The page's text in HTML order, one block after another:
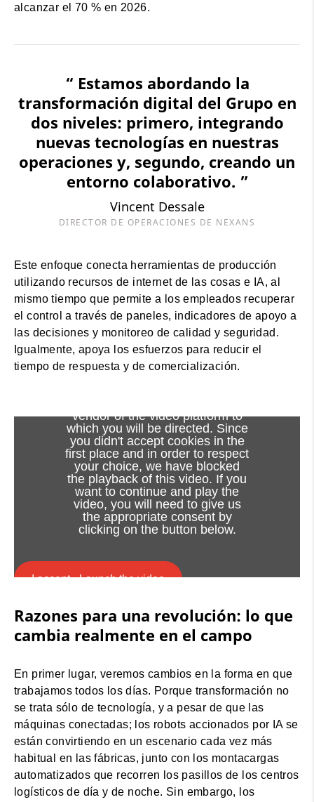
alcanzar el 70 % en 2026.
“ Estamos abordando la
transformación digital del Grupo en
dos niveles: primero, integrando
nuevas tecnologías en nuestras
operaciones y, segundo, creando un
entorno colaborativo. ”
Vincent Dessale
DIRECTOR DE OPERACIONES DE NEXANS
Este enfoque conecta herramientas de producción
utilizando recursos de internet de las cosas e IA, al
mismo tiempo que permite a los empleados recuperar
el control a través de paneles, indicadores de apoyo a
las decisiones y monitoreo de calidad y seguridad.
Igualmente, apoya los esfuerzos para reducir el
tiempo de respuesta y de comercialización.
vendor of the video platform to
which you will be directed. Since
you didn't accept cookies in the
first place and in order to respect
your choice, we have blocked
the playback of this video. If you
want to continue and play the
video, you will need to give us
the appropriate consent by
clicking on the button below.
I accept - Launch the video
Cookie consent
Razones para una revolución: lo que
cambia realmente en el campo
En primer lugar, veremos cambios en la forma en que
trabajamos todos los días. Porque transformación no
se trata sólo de tecnología, y a pesar de que las
máquinas conectadas; los robots accionados por IA se
están convirtiendo en un escenario cada vez más
habitual en las fábricas, junto con los montacargas
automatizados que recorren los pasillos de los centros
logísticos de día y de noche. Sin embargo, los